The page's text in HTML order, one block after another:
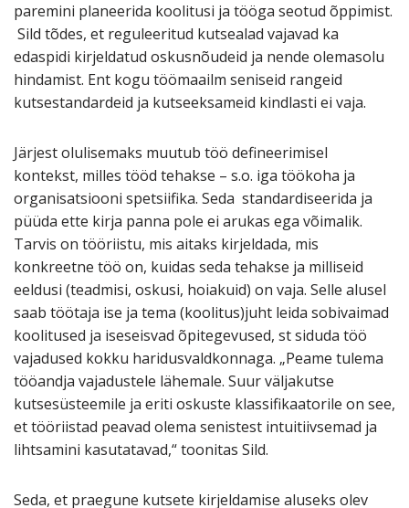
paremini planeerida koolitusi ja tööga seotud õppimist.
Sild tõdes, et reguleeritud kutsealad vajavad ka
edaspidi kirjeldatud oskusnõudeid ja nende olemasolu
hindamist. Ent kogu töömaailm seniseid rangeid
kutsestandardeid ja kutseeksameid kindlasti ei vaja.
Järjest olulisemaks muutub töö defineerimisel
kontekst, milles tööd tehakse – s.o. iga töökoha ja
organisatsiooni spetsiifika. Seda standardiseerida ja
püüda ette kirja panna pole ei arukas ega võimalik.
Tarvis on tööriistu, mis aitaks kirjeldada, mis
konkreetne töö on, kuidas seda tehakse ja milliseid
eeldusi (teadmisi, oskusi, hoiakuid) on vaja. Selle alusel
saab töötaja ise ja tema (koolitus)juht leida sobivaimad
koolitused ja iseseisvad õpitegevused, st siduda töö
vajadused kokku haridusvaldkonnaga. „Peame tulema
tööandja vajadustele lähemale. Suur väljakutse
kutsesüsteemile ja eriti oskuste klassifikaatorile on see,
et tööriistad peavad olema senistest intuitiivsemad ja
lihtsamini kasutatavad,“ toonitas Sild.
Seda, et praegune kutsete kirjeldamise aluseks olev